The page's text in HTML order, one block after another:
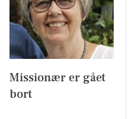
Missionær er gået
bort